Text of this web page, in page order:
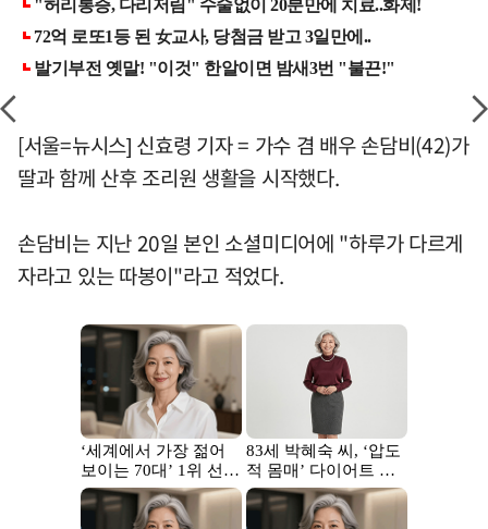
[서울=뉴시스] 신효령 기자 = 가수 겸 배우 손담비(42)가
딸과 함께 산후 조리원 생활을 시작했다.
손담비는 지난 20일 본인 소셜미디어에 "하루가 다르게
자라고 있는 따봉이"라고 적었다.